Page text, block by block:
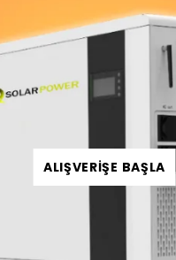
ALIŞVERİŞE BAŞLA